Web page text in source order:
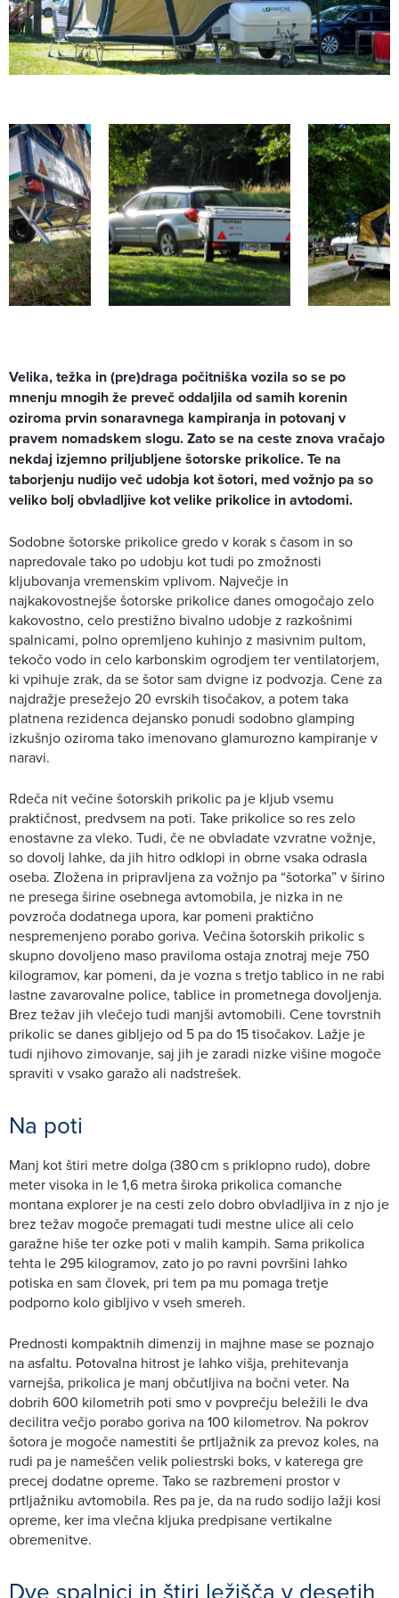
Velika, težka in (pre)draga počitniška vozila so se po
mnenju mnogih že preveč oddaljila od samih korenin
oziroma prvin sonaravnega kampiranja in potovanj v
pravem nomadskem slogu. Zato se na ceste znova vračajo
nekdaj izjemno priljubljene šotorske prikolice. Te na
taborjenju nudijo več udobja kot šotori, med vožnjo pa so
veliko bolj obvladljive kot velike prikolice in avtodomi.
Sodobne šotorske prikolice gredo v korak s časom in so
napredovale tako po udobju kot tudi po zmožnosti
kljubovanja vremenskim vplivom. Največje in
najkakovostnejše šotorske prikolice danes omogočajo zelo
kakovostno, celo prestižno bivalno udobje z razkošnimi
spalnicami, polno opremljeno kuhinjo z masivnim pultom,
tekočo vodo in celo karbonskim ogrodjem ter ventilatorjem,
ki vpihuje zrak, da se šotor sam dvigne iz podvozja. Cene za
najdražje presežejo 20 evrskih tisočakov, a potem taka
platnena rezidenca dejansko ponudi sodobno glamping
izkušnjo oziroma tako imenovano glamurozno kampiranje v
naravi.
Rdeča nit večine šotorskih prikolic pa je kljub vsemu
praktičnost, predvsem na poti. Take prikolice so res zelo
enostavne za vleko. Tudi, če ne obvladate vzvratne vožnje,
so dovolj lahke, da jih hitro odklopi in obrne vsaka odrasla
oseba. Zložena in pripravljena za vožnjo pa “šotorka” v širino
ne presega širine osebnega avtomobila, je nizka in ne
povzroča dodatnega upora, kar pomeni praktično
nespremenjeno porabo goriva. Večina šotorskih prikolic s
skupno dovoljeno maso praviloma ostaja znotraj meje 750
kilogramov, kar pomeni, da je vozna s tretjo tablico in ne rabi
lastne zavarovalne police, tablice in prometnega dovoljenja.
Brez težav jih vlečejo tudi manjši avtomobili. Cene tovrstnih
prikolic se danes gibljejo od 5 pa do 15 tisočakov. Lažje je
tudi njihovo zimovanje, saj jih je zaradi nizke višine mogoče
spraviti v vsako garažo ali nadstrešek.
Na poti
Manj kot štiri metre dolga (380 cm s priklopno rudo), dobre
meter visoka in le 1,6 metra široka prikolica comanche
montana explorer je na cesti zelo dobro obvladljiva in z njo je
brez težav mogoče premagati tudi mestne ulice ali celo
garažne hiše ter ozke poti v malih kampih. Sama prikolica
tehta le 295 kilogramov, zato jo po ravni površini lahko
potiska en sam človek, pri tem pa mu pomaga tretje
podporno kolo gibljivo v vseh smereh.
Prednosti kompaktnih dimenzij in majhne mase se poznajo
na asfaltu. Potovalna hitrost je lahko višja, prehitevanja
varnejša, prikolica je manj občutljiva na bočni veter. Na
dobrih 600 kilometrih poti smo v povprečju beležili le dva
decilitra večjo porabo goriva na 100 kilometrov. Na pokrov
šotora je mogoče namestiti še prtljažnik za prevoz koles, na
rudi pa je nameščen velik poliestrski boks, v katerega gre
precej dodatne opreme. Tako se razbremeni prostor v
prtljažniku avtomobila. Res pa je, da na rudo sodijo lažji kosi
opreme, ker ima vlečna kljuka predpisane vertikalne
obremenitve.
Dve spalnici in štiri ležišča v desetih